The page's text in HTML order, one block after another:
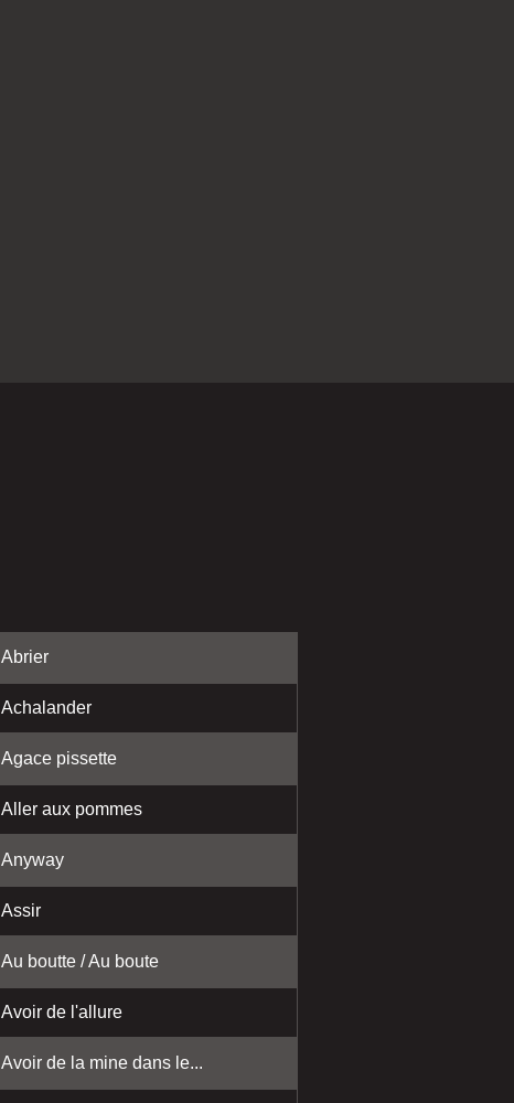
Abrier
Achalander
Agace pissette
Aller aux pommes
Anyway
Assir
Au boutte / Au boute
Avoir de l'allure
Avoir de la mine dans le...